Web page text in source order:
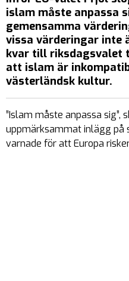
islam måste anpassa
gemensamma
vissa värderingar inte
kvar till riksdagsvalet
att islam är
västerländsk kultur.
”Islam måste anpassa sig”,
uppmärksammat inlägg på
varnade för att Europa